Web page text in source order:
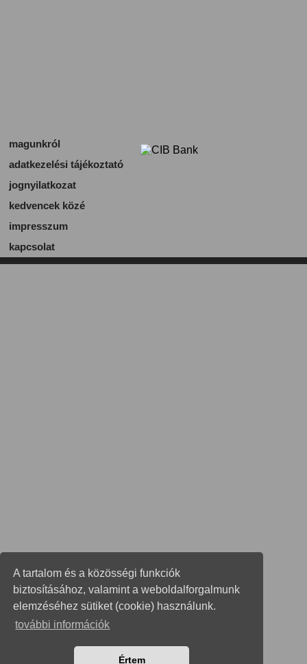
A tartalom és a közösségi funkciók
biztosításához, valamint a weboldalforgalmunk
elemzéséhez sütiket (cookie) használunk.
további információk
Értem
magunkról
adatkezelési tájékoztató
jognyilatkozat
kedvencek közé
impresszum
kapcsolat